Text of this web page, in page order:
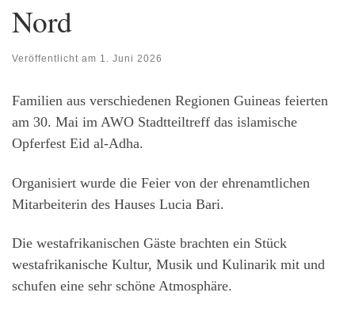
Nord
Veröffentlicht am 1. Juni 2026
Familien aus verschiedenen Regionen Guineas feierten
am 30. Mai im AWO Stadtteiltreff das islamische
Opferfest Eid al-Adha.
Organisiert wurde die Feier von der ehrenamtlichen
Mitarbeiterin des Hauses Lucia Bari.
Die westafrikanischen Gäste brachten ein Stück
westafrikanische Kultur, Musik und Kulinarik mit und
schufen eine sehr schöne Atmosphäre.